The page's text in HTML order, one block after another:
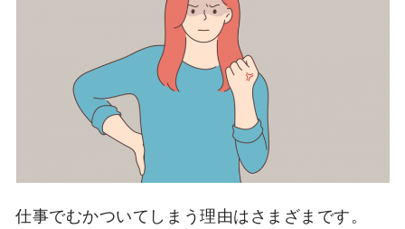
仕事でむかついてしまう理由はさまざまです。